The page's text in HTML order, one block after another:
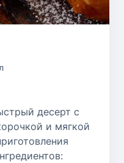
десерт с
и мягкой